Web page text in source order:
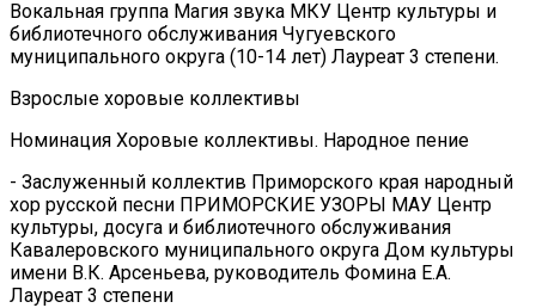
Вокальная группа Магия звука МКУ Центр культуры и
библиотечного обслуживания Чугуевского
муниципального округа (10-14 лет) Лауреат 3 степени.
Взрослые хоровые коллективы
Номинация Хоровые коллективы. Народное пение
- Заслуженный коллектив Приморского края народный
хор русской песни ПРИМОРСКИЕ УЗОРЫ МАУ Центр
культуры, досуга и библиотечного обслуживания
Кавалеровского муниципального округа Дом культуры
имени В.К. Арсеньева, руководитель Фомина Е.А.
Лауреат 3 степени